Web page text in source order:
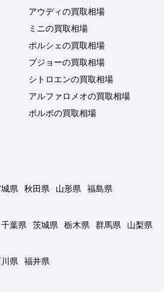
アウディの買取相場
ミニの買取相場
ポルシェの買取相場
プジョーの買取相場
シトロエンの買取相場
アルファロメオの買取相場
ボルボの買取相場
県 秋田県 山形県
福島県
千葉県 茨城県 栃木県 群馬県
山梨県
県
福井県